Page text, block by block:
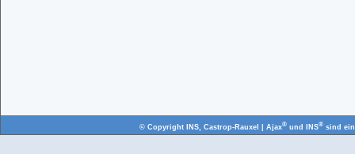
© Copyright INS, Castrop-Rauxel | Ajax®und INS®sind